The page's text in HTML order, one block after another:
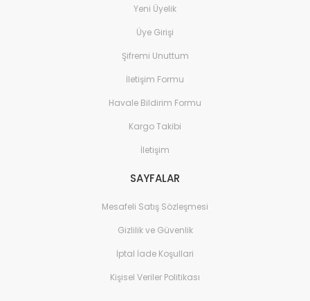
Yeni Üyelik
Üye Girişi
Şifremi Unuttum
İletişim Formu
Havale Bildirim Formu
Kargo Takibi
İletişim
SAYFALAR
Mesafeli Satış Sözleşmesi
Gizlilik ve Güvenlik
İptal İade Koşullari
Kişisel Veriler Politikası